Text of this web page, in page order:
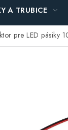
A TRUBICE
pre LED pásiky